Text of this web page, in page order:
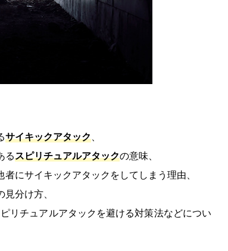
サイキックアタック、
るスピリチュアルアタックの意味、
にサイキックアタックをしてしまう理由、
分け方、
リチュアルアタックを避ける対策法などについ